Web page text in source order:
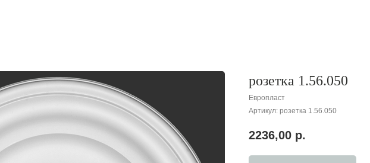
розетка 1.56.050
Европласт
Артикул: розетка 1.56.050
2236,00 р.